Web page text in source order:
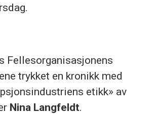
Fellesorganisasjonens
trykket en kronikk med
etikk» av
Nina Langfeldt.